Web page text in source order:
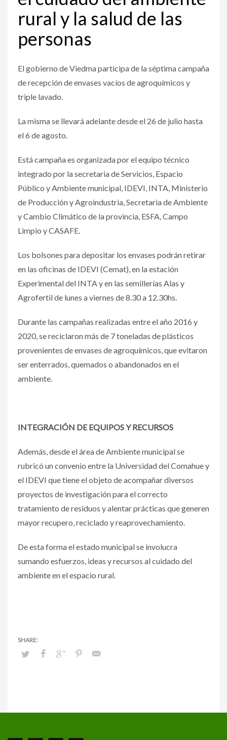
rural y la salud de las
personas
El gobierno de Viedma participa de la séptima campaña
de recepción de envases vacíos de agroquímicos y
triple lavado.
La misma se llevará adelante desde el 26 de julio hasta
el 6 de agosto.
Está campaña es organizada por el equipo técnico
integrado por la secretaria de Servicios, Espacio
Público y Ambiente municipal, IDEVI, INTA, Ministerio
de Producción y Agroindustria, Secretaria de Ambiente
y Cambio Climático de la provincia, ESFA, Campo
Limpio y CASAFE.
Los bolsones para depositar los envases podrán retirar
en las oficinas de IDEVI (Cemat), en la estación
Experimental del INTA y en las semillerías Alas y
Agrofertil de lunes a viernes de 8.30 a 12.30hs.
Durante las campañas realizadas entre el año 2016 y
2020, se reciclaron más de 7 toneladas de plásticos
provenientes de envases de agroquímicos, que evitaron
ser enterrados, quemados o abandonados en el
ambiente.
INTEGRACIÓN DE EQUIPOS Y RECURSOS
Además, desde el área de Ambiente municipal se
rubricó un convenio entre la Universidad del Comahue y
el IDEVI que tiene el objeto de acompañar diversos
proyectos de investigación para el correcto
tratamiento de residuos y alentar prácticas que generen
mayor recupero, reciclado y reaprovechamiento.
De esta forma el estado municipal se involucra
sumando esfuerzos, ideas y recursos al cuidado del
ambiente en el espacio rural.